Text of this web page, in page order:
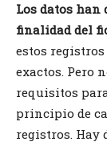
Los datos han
finalidad del
estos
exactos. Pero
requisitos
principio de
registros. Hay